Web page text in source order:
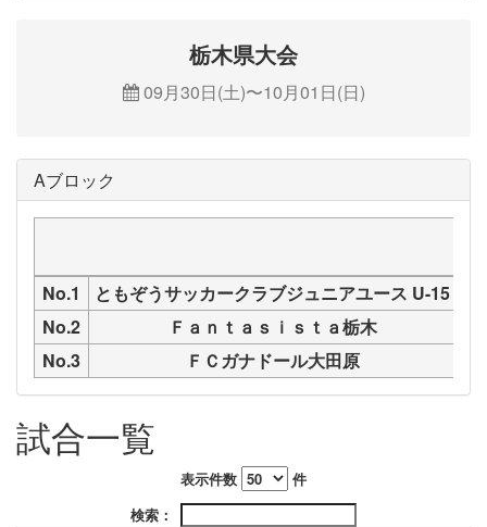
栃木県大会
09月30日(土)〜10月01日(日)
Aブロック
No.1
ともぞうサッカークラブジュニアユース U-15
No.2
Ｆａｎｔａｓｉｓｔａ栃木
No.3
ＦＣガナドール大田原
試合一覧
表示件数
件
検索：